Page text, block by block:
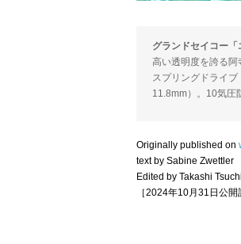
グランドセイコー
高い透明度を誇る阿
スプリングドライ
11.8mm）。10気圧
Originally published on
text by Sabine Zwettler
Edited by Takashi
［2024年10月31日公開